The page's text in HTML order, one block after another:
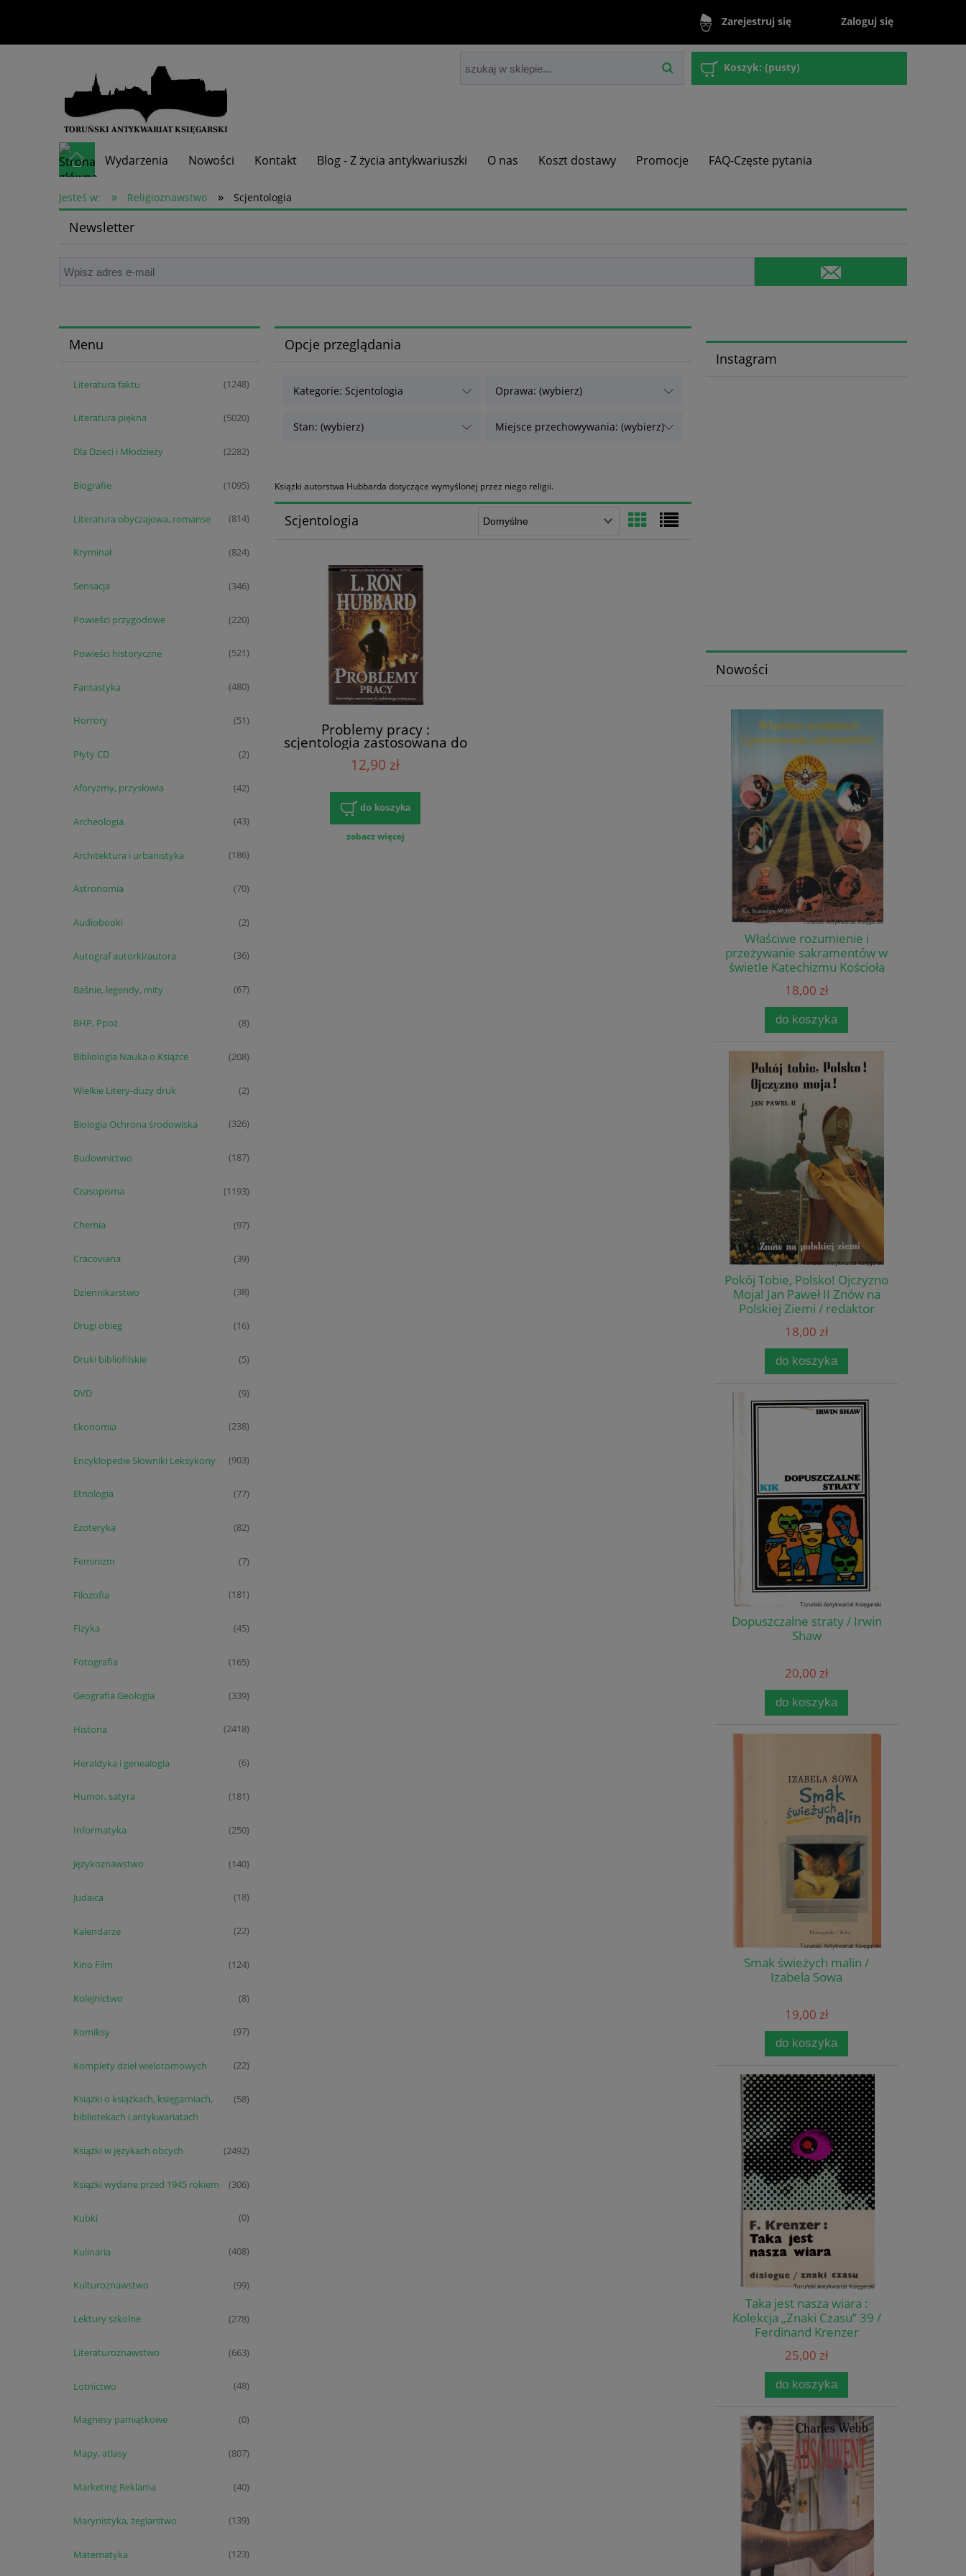
Zarejestruj się Zaloguj się
Koszyk: (pusty)
Wydarzenia Nowości Kontakt Blog - Z życia antykwariuszki O nas Koszt dostawy Promocje FAQ-Częste pytania
Skup książek
Jesteś w: » Religioznawstwo » Scjentologia
Newsletter
Menu
Literatura faktu (1248)
Literatura piękna (5020)
Dla Dzieci i Młodzieży (2282)
Biografie (1095)
Literatura obyczajowa, romanse (814)
Kryminał (824)
Sensacja (346)
Powieści przygodowe (220)
Powieści historyczne (521)
Fantastyka (480)
Horrory (51)
Płyty CD (2)
Aforyzmy, przysłowia (42)
Archeologia (43)
Architektura i urbanistyka (186)
Astronomia (70)
Audiobooki (2)
Autograf autorki/autora (36)
Baśnie, legendy, mity (67)
BHP, Ppoż (8)
Bibliologia Nauka o Książce (208)
Wielkie Litery-duży druk (2)
Biologia Ochrona środowiska (326)
Budownictwo (187)
Czasopisma (1193)
Chemia (97)
Cracoviana (39)
Dziennikarstwo (38)
Drugi obieg (16)
Druki bibliofilskie (5)
DVD (9)
Ekonomia (238)
Encyklopedie Słowniki Leksykony (903)
Etnologia (77)
Ezoteryka (82)
Feminizm (7)
Filozofia (181)
Fizyka (45)
Fotografia (165)
Geografia Geologia (339)
Historia (2418)
Heraldyka i genealogia (6)
Humor, satyra (181)
Informatyka (250)
Językoznawstwo (140)
Judaica (18)
Kalendarze (22)
Kino Film (124)
Kolejnictwo (8)
Komiksy (97)
Komplety dzieł wielotomowych (22)
Książki o książkach, księgarniach,
bibliotekach i antykwariatach
(58)
Książki w językach obcych (2492)
Książki wydane przed 1945 rokiem (306)
Kubki (0)
Kulinaria (408)
Kulturoznawstwo (99)
Lektury szkolne (278)
Literaturoznawstwo (663)
Lotnictwo (48)
Magnesy pamiątkowe (0)
Mapy, atlasy (807)
Marketing Reklama (40)
Marynistyka, żeglarstwo (139)
Matematyka (123)
Opcje przeglądania
Kategorie: Scjentologia Oprawa: (wybierz)
Stan: (wybierz) Miejsce przechowywania: (wybierz)
Książki autorstwa Hubbarda dotyczące wymyślonej przez niego religii.
Scjentologia
Problemy pracy :
scjentologia zastosowana do
codziennego świata pracy /
L. Ron Hubbard
12,90 zł
do koszyka
zobacz więcej
Instagram
Nowości
Właściwe rozumienie i
przeżywanie sakramentów w
świetle Katechizmu Kościoła
Katolickiego / Ks. Stanisław
Welenc
18,00 zł
do koszyka
Pokój Tobie, Polsko! Ojczyzno
Moja! Jan Paweł II Znów na
Polskiej Ziemi / redaktor
odpowiedzialny ks.
Władysław Zakrzewski
18,00 zł
do koszyka
Dopuszczalne straty / Irwin
Shaw
20,00 zł
do koszyka
Smak świeżych malin /
Izabela Sowa
19,00 zł
do koszyka
Taka jest nasza wiara :
Kolekcja „Znaki Czasu” 39 /
Ferdinand Krenzer
25,00 zł
do koszyka